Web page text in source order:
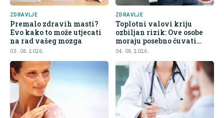
ZDRAVLJE
Premalo zdravih masti?
Evo kako to može utjecati
na rad vašeg mozga
03. 08. 2026.
ZDRAVLJE
Toplotni valovi kriju
ozbiljan rizik: Ove osobe
moraju posebno čuvati
bubrege
04. 08. 2026.